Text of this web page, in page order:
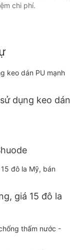
chi phí.
dụng keo dán
giá 15 đô la